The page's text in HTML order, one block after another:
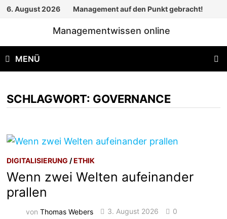
Zum
6. August 2026 Management auf den Punkt gebracht!
Managementwissen online
MENÜ
SCHLAGWORT: GOVERNANCE
DIGITALISIERUNG /ETHIK
Wenn zwei Welten aufeinander
prallen
vonThomas Webers 3. August 2026 0